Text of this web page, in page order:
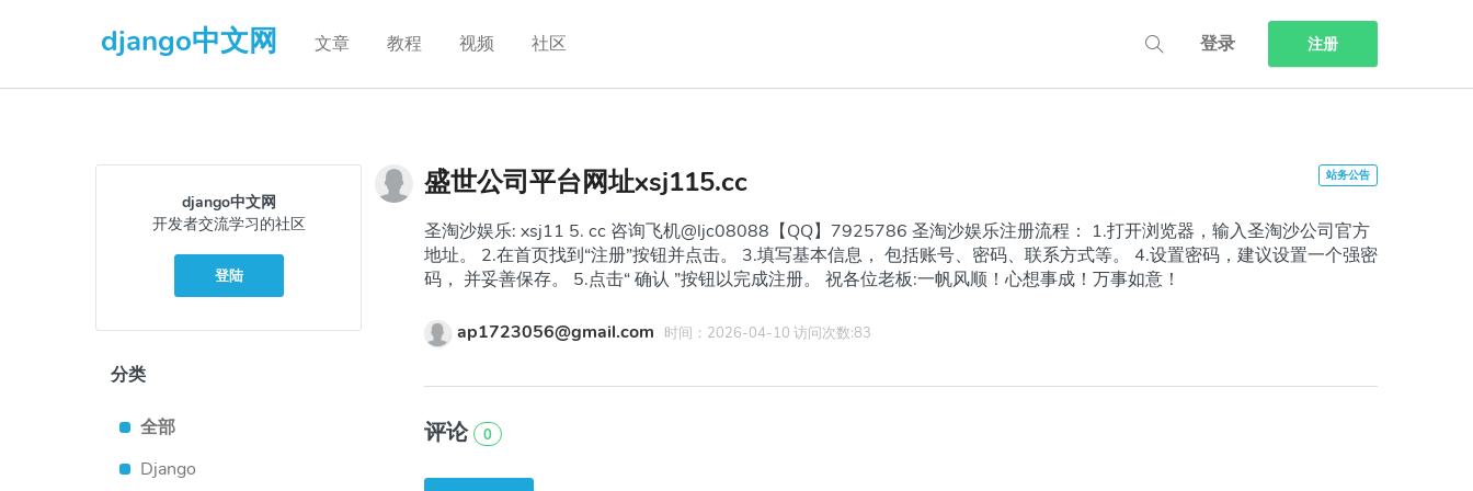
django中文网 登录 注册
文章 教程 视频 社区
django中文网
开发者交流学习的社区
登陆
分类
全部
Django
盛世公司平台网址xsj115.cc
圣淘沙娱乐: xsj11 5. cc 咨询飞机@ljc08088【QQ】7925786 圣淘沙娱乐注册流程： 1.打开浏览器，输入圣淘沙公司官方
地址。 2.在首页找到“注册”按钮并点击。 3.填写基本信息， 包括账号、密码、联系方式等。 4.设置密码，建议设置一个强密
码， 并妥善保存。 5.点击“ 确认 ”按钮以完成注册。 祝各位老板:一帆风顺！心想事成！万事如意！
ap1723056@gmail.com 时间：2026-04-10 访问次数:83
评论 0